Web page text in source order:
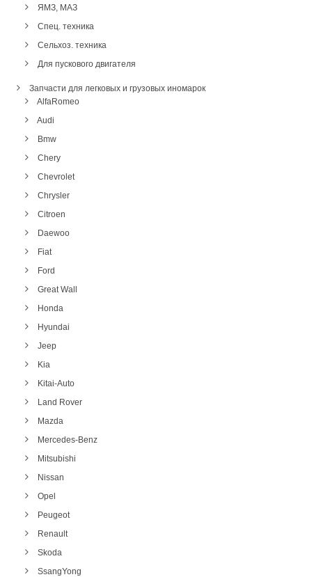
ЯМЗ, МАЗ
Спец. техника
Сельхоз. техника
Для пускового двигателя
Запчасти для легковых и грузовых иномарок
AlfaRomeo
Audi
Bmw
Chery
Chevrolet
Chrysler
Citroen
Daewoo
Fiat
Ford
Great Wall
Honda
Hyundai
Jeep
Kia
Kitai-Auto
Land Rover
Mazda
Mercedes-Benz
Mitsubishi
Nissan
Opel
Peugeot
Renault
Skoda
SsangYong